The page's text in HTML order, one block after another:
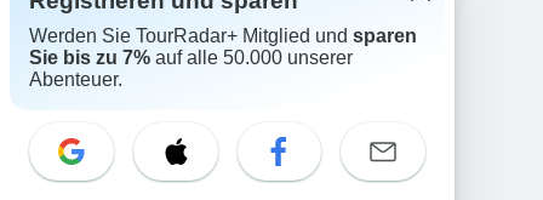
aber ein Verfallsdatum für das nächste Jahr
(2025) und das darauffolgende Jahr (2026). Als
ich das Glas mit dem Schokoladenaufstrich
sah es aus, als hätte man einen Finger
hineingetan. Ich war so angewidert, dass ich alle
Support
Kontakt
Schweiz +41 225 183 195
E-Mail: support@tourradar.com
Werden Sie TourRadar+ Mitglied und sparen
Sie bis zu 7% auf alle 50.000 unserer
Abenteuer.